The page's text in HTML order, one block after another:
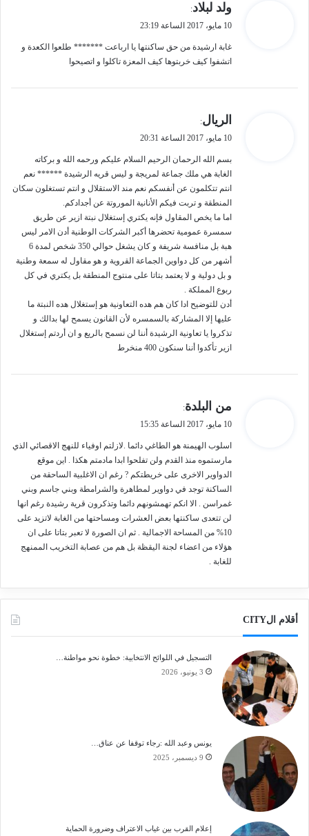
ل
ولد لبلاد:
10 مايو، 2017 الساعة 23:19
غابة ارشيدة من حق ساكنتها يا ارباعت ******* طلعوا الكعدة و
اتشفوا كيف خربتوها كيف المعزة تاكلوا و اتصيحوا
ي
ل
الريال:
10 مايو، 2017 الساعة 20:31
بسم الله الرحمان الرحيم السلام عليكم ورحمه الله و بركاته
الغابة هي ملك جماعة لمريجة و ليس قريه الرشيدة ****** نعم
انتم تتكلمون عن أنفسكم نعم مند الاستقلال و انتم تستغلون سكان
المنطقة و تربت فيكم الأنانية الموروتة عن أجدادكم.
اما ما يخص المقاول فإنه يكتري إستغلال نبتة ازير عن طريق
سمسرة عمومية تحضرها أكبر الشركات الوطنية أدن الامر ليس
هبة بل منافسة شريفة و كان يشغل حوالي 350 شخص لمدة 6
أشهر من كل دواوين الجماعة القروية و هو مقاول له سمعة وطنية
و بل دولية و لا يعتمد بتاتا على منتوج المنطقة بل يكتري في كل
ربوع المملكة .
أدن للتوضيح ادا كان هم هده التعاونية هو إستغلال هده النبتة ما
عليها إلا المشاركة بالسمسره لأن القانون يسمح لها بدالك و
تذكروا يا تعاونية الرشيدة أننا لن نسمح بالريع و ان أردتم إستغلال
ازير تأكدوا أننا سنكون 400 منخرط
ل
من البلدة:
10 مايو، 2017 الساعة 15:35
اسلوب الهيمنة هو الطاغي دائما .لازلتم اوفياء للنهج الاقصائي الذي
مارستموه منذ القدم ولن تفلحوا ابدا مادمتم هكذا . اين موقع
الدواوير الاخرى على خريطتكم ? رغم ان الاغلبية الساحقة من
الساكنة توجد في دواوير لمطاهرة والشرامطة وبني جاسم وبني
غمراسن . الا انكم تهمشونهم دائما وتذكرون قرية رشيدة رغم انها
لن تتعدى ساكنتها بعض العشرات ومساحتها من الغابة لاتزيد على
10% من المساحة الاجمالية . ثم ان الصورة لا تعبر بتاتا على ان
هؤلاء من اعضاء لجنة اليقظة بل هم من عصابة التخريب الممنهج
للغابة .
أقلام الCITY
التسجيل في اللوائح الانتخابية: خطوة نحو مواطنة…
3 يونيو، 2026
يونس وعبد الله :رجاء توقفا عن عناق…
9 ديسمبر، 2025
إعلام القرب بين غياب الاعتراف وضرورة الحماية